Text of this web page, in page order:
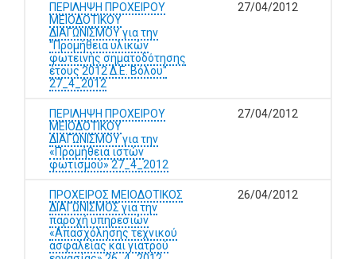
ΠΕΡΙΛΗΨΗ ΠΡΟΧΕΙΡΟΥ
ΜΕΙΟΔΟΤΙΚΟΥ
ΔΙΑΓΩΝΙΣΜΟΥ για την
"Προμήθεια υλικών
φωτεινής σηματοδότησης
έτους 2012 Δ.Ε. Βόλου"
27_4_2012
27/04/2012
ΠΕΡΙΛΗΨΗ ΠΡΟΧΕΙΡΟΥ
ΜΕΙΟΔΟΤΙΚΟΥ
ΔΙΑΓΩΝΙΣΜΟΥ για την
«Προμήθεια ιστών
φωτισμού» 27_4_2012
27/04/2012
ΠΡΟΧΕΙΡΟΣ ΜΕΙΟΔΟΤΙΚΟΣ
ΔΙΑΓΩΝΙΣΜΟΣ για την
παροχή υπηρεσιών
«Απασχόλησης τεχνικού
ασφαλείας και γιατρού
26/04/2012